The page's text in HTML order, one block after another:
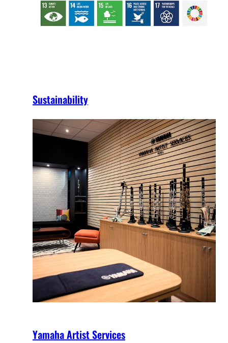
Sustainability
Yamaha Artist Services